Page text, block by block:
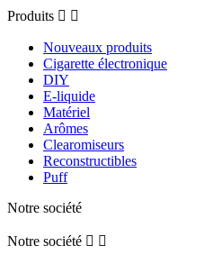
Produits  
Nouveaux produits
Cigarette électronique
DIY
E-liquide
Matériel
Arômes
Clearomiseurs
Reconstructibles
Puff
Notre société
Notre société  